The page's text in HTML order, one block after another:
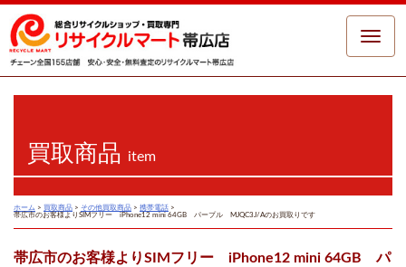
Toggle
買取商品 item
ホーム > 買取商品 > その他買取商品 > 携帯電話 >
帯広市のお客様よりSIMフリー iPhone12 mini 64GB パープル MJQC3J/Aのお買取りです
帯広市のお客様よりSIMフリー iPhone12 mini 64GB パ